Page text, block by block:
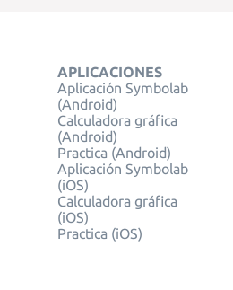
APLICACIONES
Aplicación Symbolab
(Android)
Calculadora gráfica
(Android)
Practica (Android)
Aplicación Symbolab
(iOS)
Calculadora gráfica
(iOS)
Practica (iOS)